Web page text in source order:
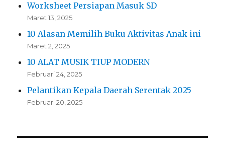
Worksheet Persiapan Masuk SD
Maret 13, 2025
10 Alasan Memilih Buku Aktivitas Anak ini
Maret 2, 2025
10 ALAT MUSIK TIUP MODERN
Februari 24, 2025
Pelantikan Kepala Daerah Serentak 2025
Februari 20, 2025